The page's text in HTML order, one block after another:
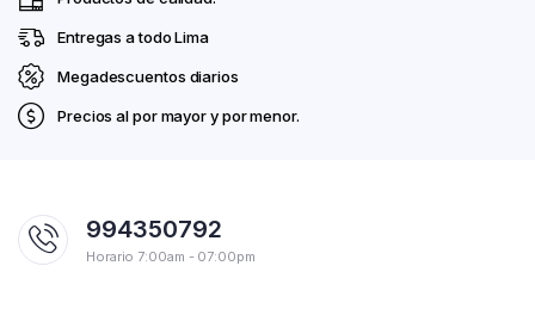
Entregas a todo Lima
Megadescuentos diarios
Precios al por mayor y por menor.
994350792
Horario 7:00am - 07:00pm